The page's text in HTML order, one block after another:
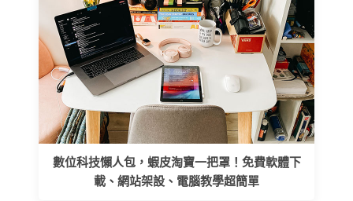
數位科技懶人包，蝦皮淘寶一把罩！免費軟體下
載、網站架設、電腦教學超簡單